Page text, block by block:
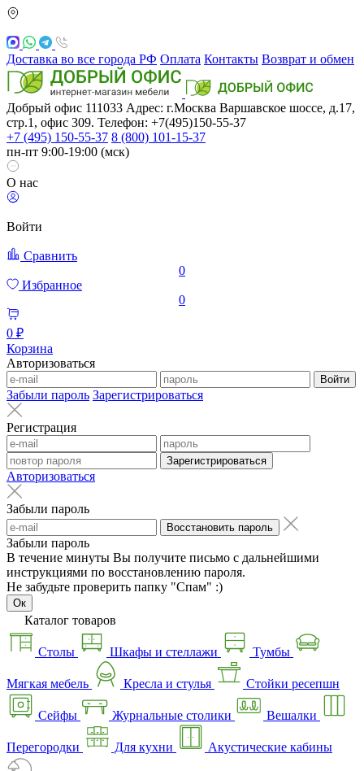
Доставка во все города РФ Оплата Контакты Возврат и обмен
Добрый офис 111033 Адрес: г.Москва Варшавское шоссе, д.17,
стр.1, офис 309. Телефон: +7(495)150-55-37
+7 (495) 150-55-37 8 (800) 101-15-37
пн-пт 9:00-19:00 (мск)
О нас
Войти
Сравнить
0
Избранное
0
0 ₽
Корзина
Авторизоваться
Войти
Забыли пароль Зарегистрироваться
Регистрация
Зарегистрироваться
Авторизоваться
Забыли пароль
Восстановить пароль
Забыли пароль
В течение минуты Вы получите письмо с дальнейшими
инструкциями по восстановлению пароля.
Не забудьте проверить папку "Спам" :)
Ок
Каталог товаров
Столы Шкафы и стеллажи Тумбы
Мягкая мебель Кресла и стулья Стойки ресепшн
Сейфы Журнальные столики Вешалки
Перегородки Для кухни Акустические кабины